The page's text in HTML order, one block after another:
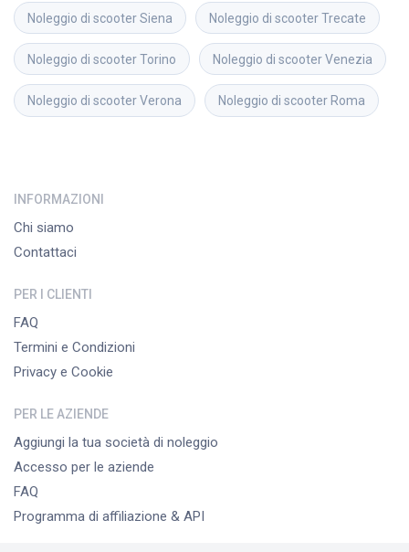
Noleggio di scooterSiena Noleggio di scooterTrecate
Noleggio di scooterTorino Noleggio di scooterVenezia
Noleggio di scooterVerona Noleggio di scooter Roma
INFORMAZIONI
Chi siamo
Contattaci
PER I CLIENTI
FAQ
Termini e Condizioni
Privacy e Cookie
PER LE AZIENDE
Aggiungi la tua società di noleggio
Accesso per le aziende
FAQ
Programma di affiliazione & API